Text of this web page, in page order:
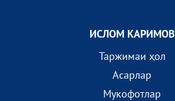
ИСЛОМ КАРИМОВ
Таржимаи ҳол
Асарлар
Мукофотлар